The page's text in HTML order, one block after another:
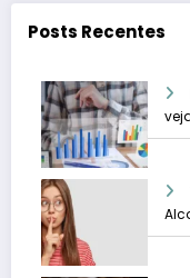
Posts Recentes